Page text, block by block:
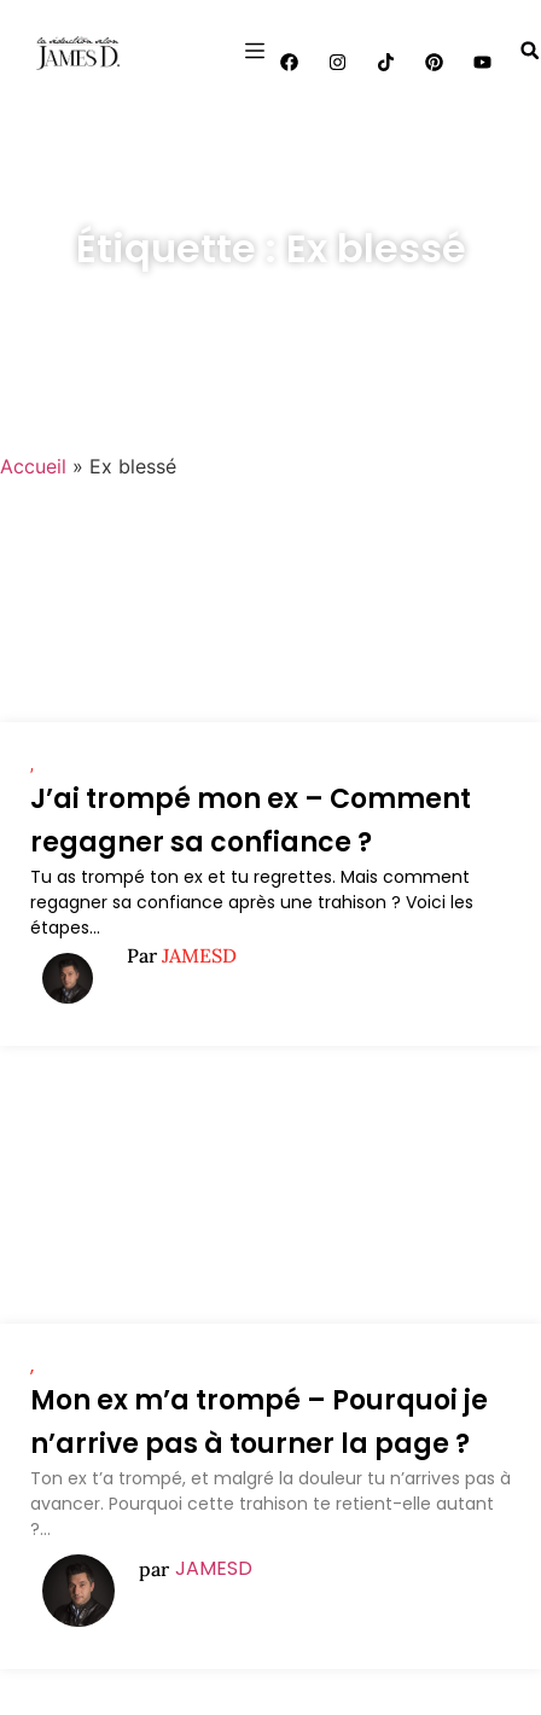
Étiquette : Ex blessé
Accueil » Ex blessé
,
J’ai trompé mon ex – Comment
regagner sa confiance ?
Tu as trompé ton ex et tu regrettes. Mais comment
regagner sa confiance après une trahison ? Voici les
étapes...
ParJAMESD
,
Mon ex m’a trompé – Pourquoi je
n’arrive pas à tourner la page ?
Ton ex t’a trompé, et malgré la douleur tu n’arrives pas à
avancer. Pourquoi cette trahison te retient-elle autant
?...
par JAMESD